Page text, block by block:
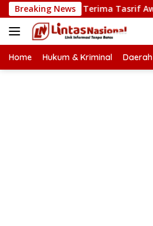
Langsung
ke
konten
Breaking News
Babi” Terima Tasrif Award 2026
Home Hukum & Kriminal Daerah